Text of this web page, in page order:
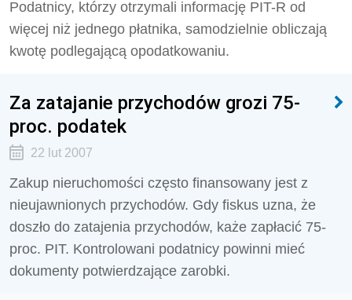
Podatnicy, którzy otrzymali informację PIT-R od
więcej niż jednego płatnika, samodzielnie obliczają
kwotę podlegającą opodatkowaniu.
Za zatajanie przychodów grozi 75-
proc. podatek
22 lut 2007
Zakup nieruchomości często finansowany jest z
nieujawnionych przychodów. Gdy fiskus uzna, że
doszło do zatajenia przychodów, każe zapłacić 75-
proc. PIT. Kontrolowani podatnicy powinni mieć
dokumenty potwierdzające zarobki.